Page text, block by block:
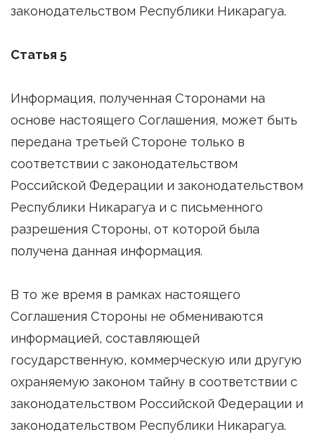
законодательством Республики Никарагуа.
Статья 5
Информация, полученная Сторонами на
основе настоящего Соглашения, может быть
передана третьей Стороне только в
соответствии с законодательством
Российской Федерации и законодательством
Республики Никарагуа и с письменного
разрешения Стороны, от которой была
получена данная информация.
В то же время в рамках настоящего
Соглашения Стороны не обмениваются
информацией, составляющей
государственную, коммерческую или другую
охраняемую законом тайну в соответствии с
законодательством Российской Федерации и
законодательством Республики Никарагуа.